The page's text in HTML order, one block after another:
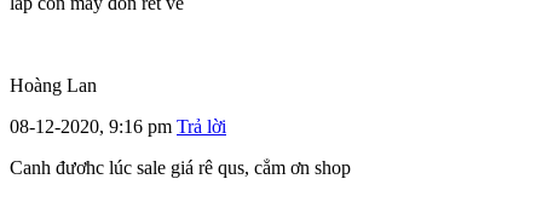
Hoàng Lan
08-12-2020, 9:16 pm Trả lời
Canh đươhc lúc sale giá rê qus, cẳm ơn shop